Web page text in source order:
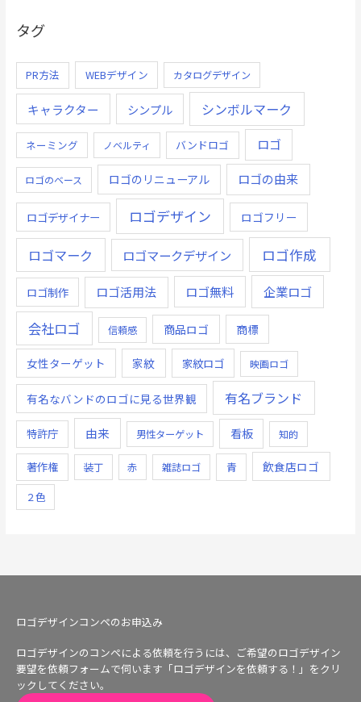
タグ
PR方法 WEBデザイン カタログデザイン
キャラクター シンプル シンボルマーク
ネーミング ノベルティ バンドロゴ ロゴ
ロゴのベース ロゴのリニューアル ロゴの由来
ロゴデザイナー ロゴデザイン ロゴフリー
ロゴマーク ロゴマークデザイン ロゴ作成
ロゴ制作 ロゴ活用法 ロゴ無料 企業ロゴ
会社ロゴ 信頼感 商品ロゴ 商標
女性ターゲット 家紋 家紋ロゴ 映画ロゴ
有名なバンドのロゴに見る世界観 有名ブランド
特許庁 由来 男性ターゲット 看板 知的
著作権 装丁 赤 雑誌ロゴ 青 飲食店ロゴ
２色
ロゴデザインコンペのお申込み
ロゴデザインのコンペによる依頼を行うには、ご希望のロゴデザイン
要望を依頼フォームで伺います「ロゴデザインを依頼する！」をクリ
ックしてください。